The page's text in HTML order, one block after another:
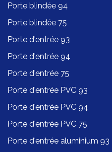
Porte blindée 94
Porte blindée 75
Porte d'entrée 93
Porte d'entrée 94
Porte d'entrée 75
Porte d'entrée PVC 93
Porte d'entrée PVC 94
Porte d'entrée PVC 75
Porte d'entrée aluminium 93